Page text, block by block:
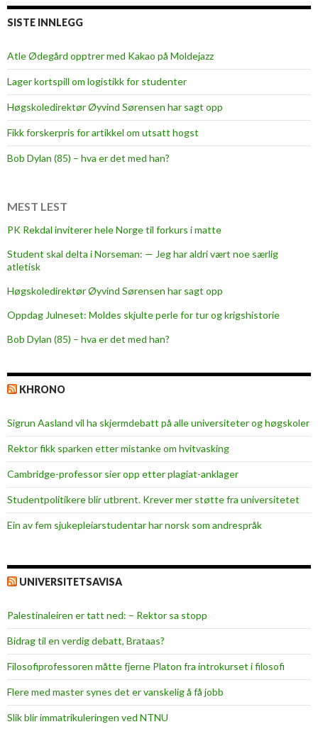
a
-
g
r
u
p
r
ø
o
o
m
s
d
n
t
n
e
SISTE INNLEGG
Atle Ødegård opptrer med Kakao på Moldejazz
Lager kortspill om logistikk for studenter
Høgskoledirektør Øyvind Sørensen har sagt opp
Fikk forskerpris for artikkel om utsatt hogst
Bob Dylan (85) – hva er det med han?
MEST LEST
PK Rekdal inviterer hele Norge til forkurs i matte
Student skal delta i Norseman: — Jeg har aldri vært noe særlig
atletisk
Høgskoledirektør Øyvind Sørensen har sagt opp
Oppdag Julneset: Moldes skjulte perle for tur og krigshistorie
Bob Dylan (85) – hva er det med han?
KHRONO
Sigrun Aasland vil ha skjerm­debatt på alle universiteter og høgskoler
Rektor fikk sparken etter mistanke om hvitvasking
Cambridge-professor sier opp etter plagiat-anklager
Studentpolitikere blir utbrent. Krever mer støtte fra universitetet
Ein av fem sjukepleiar­studentar har norsk som andrespråk
UNIVERSITETSAVISA
Palestinaleiren er tatt ned: – Rektor sa stopp
Bidrag til en verdig debatt, Brataas?
Filosofiprofessoren måtte fjerne Platon fra introkurset i filosofi
Flere med master synes det er vanskelig å få jobb
Slik blir immatrikuleringen ved NTNU